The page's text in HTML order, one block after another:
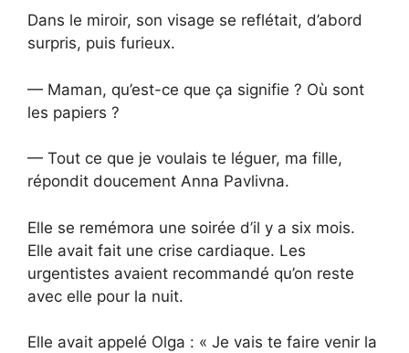
Dans le miroir, son visage se reflétait, d’abord
surpris, puis furieux.
— Maman, qu’est-ce que ça signifie ? Où sont
les papiers ?
— Tout ce que je voulais te léguer, ma fille,
répondit doucement Anna Pavlivna.
Elle se remémora une soirée d’il y a six mois.
Elle avait fait une crise cardiaque. Les
urgentistes avaient recommandé qu’on reste
avec elle pour la nuit.
Elle avait appelé Olga : « Je vais te faire venir la